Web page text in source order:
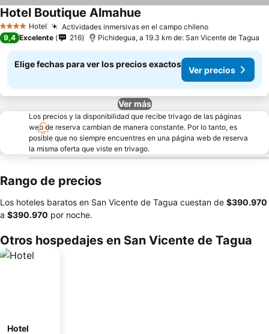
4 EstrellasHotel Actividades inmersivas en el campo chileno
Hotel Boutique Almahue
9,4 Excelente 216 Pichidegua, a 19.3 km de: San Vicente de Tagua
Elige fechas para ver los precios exactos
Ver precios
Ver más
Los precios y la disponibilidad que recibe trivago de las páginas
web de reserva cambian de manera constante. Por lo tanto, es
posible que no siempre encuentres en una página web de reserva
la misma oferta que viste en trivago.
Rango de precios
Los hoteles baratos en San Vicente de Tagua cuestan de ‎$390.970
a ‎$390.970 por noche.
Otros hospedajes en San Vicente de Tagua
Hotel